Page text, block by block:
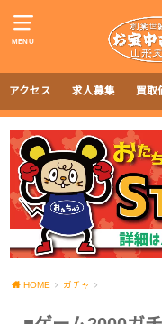
MENU
アクセス 求人募集 買取
HOME ガチャ